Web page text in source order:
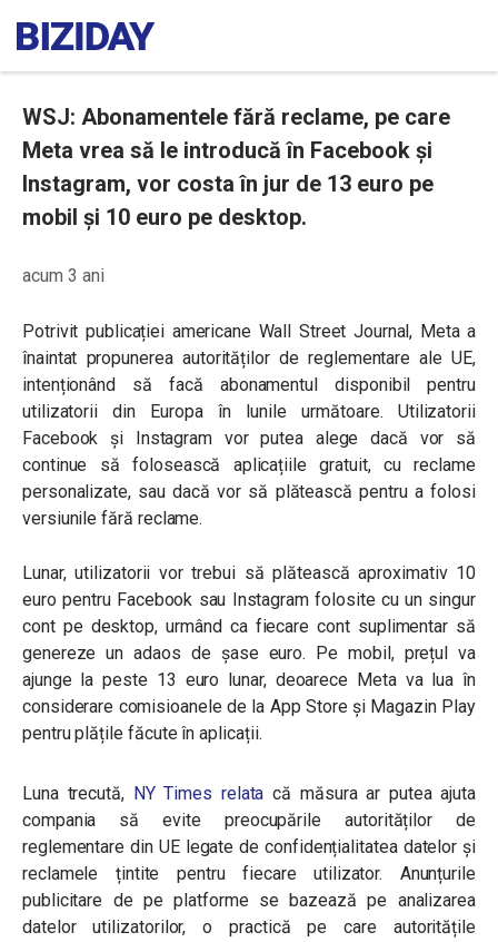
WSJ: Abonamentele fără reclame, pe care
Meta vrea să le introducă în Facebook și
Instagram, vor costa în jur de 13 euro pe
mobil și 10 euro pe desktop.
acum 3 ani
Potrivit publicației americane Wall Street Journal, Meta a
înaintat propunerea autorităților de reglementare ale UE,
intenționând să facă abonamentul disponibil pentru
utilizatorii din Europa în lunile următoare. Utilizatorii
Facebook și Instagram vor putea alege dacă vor să
continue să folosească aplicațiile gratuit, cu reclame
personalizate, sau dacă vor să plătească pentru a folosi
versiunile fără reclame.
Lunar, utilizatorii vor trebui să plătească aproximativ 10
euro pentru Facebook sau Instagram folosite cu un singur
cont pe desktop, urmând ca fiecare cont suplimentar să
genereze un adaos de șase euro. Pe mobil, prețul va
ajunge la peste 13 euro lunar, deoarece Meta va lua în
considerare comisioanele de la App Store și Magazin Play
pentru plățile făcute în aplicații.
Luna trecută, NY Times relata că măsura ar putea ajuta
compania să evite preocupările autorităților de
reglementare din UE legate de confidențialitatea datelor și
reclamele țintite pentru fiecare utilizator. Anunțurile
publicitare de pe platforme se bazează pe analizarea
datelor utilizatorilor, o practică pe care autoritățile